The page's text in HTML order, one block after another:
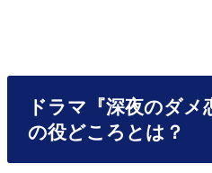
ドラマ『深夜のダメ
の役どころとは？